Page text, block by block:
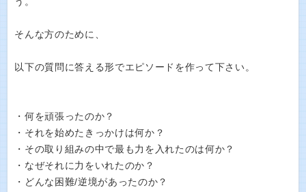
そんな方のために、
以下の質問に答える形でエピソードを作って下さい。
・何を頑張ったのか？
・それを始めたきっかけは何か？
・その取り組みの中で最も力を入れたのは何か？
・なぜそれに力をいれたのか？
・どんな困難/逆境があったのか？